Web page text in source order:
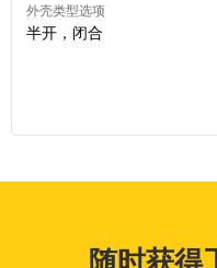
外壳类型选项
半开，闭合